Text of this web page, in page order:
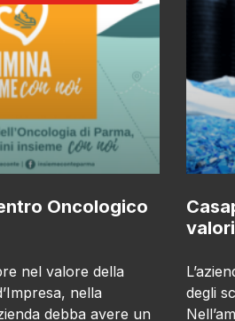
Oncologico
nel valore della
nella
debba avere un
degli